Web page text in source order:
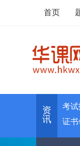
首页
资
讯
考试
证书